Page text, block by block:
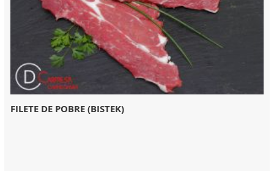
FILETE DE POBRE (BISTEK)